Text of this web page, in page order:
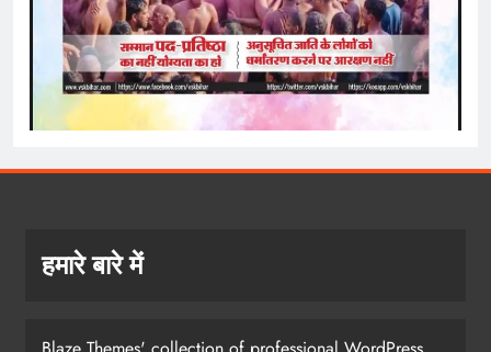
हमारे बारे में